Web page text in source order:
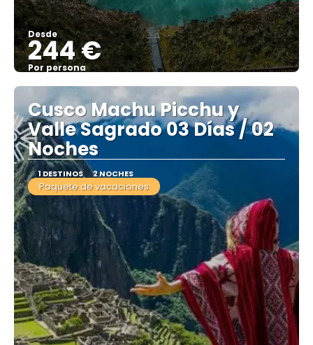
Desde
244 €
Por persona
Ver
Cusco Machu Picchu y
Valle Sagrado 03 Días / 02
Noches
1 DESTINOS 2 NOCHES
Paquete de vacaciones